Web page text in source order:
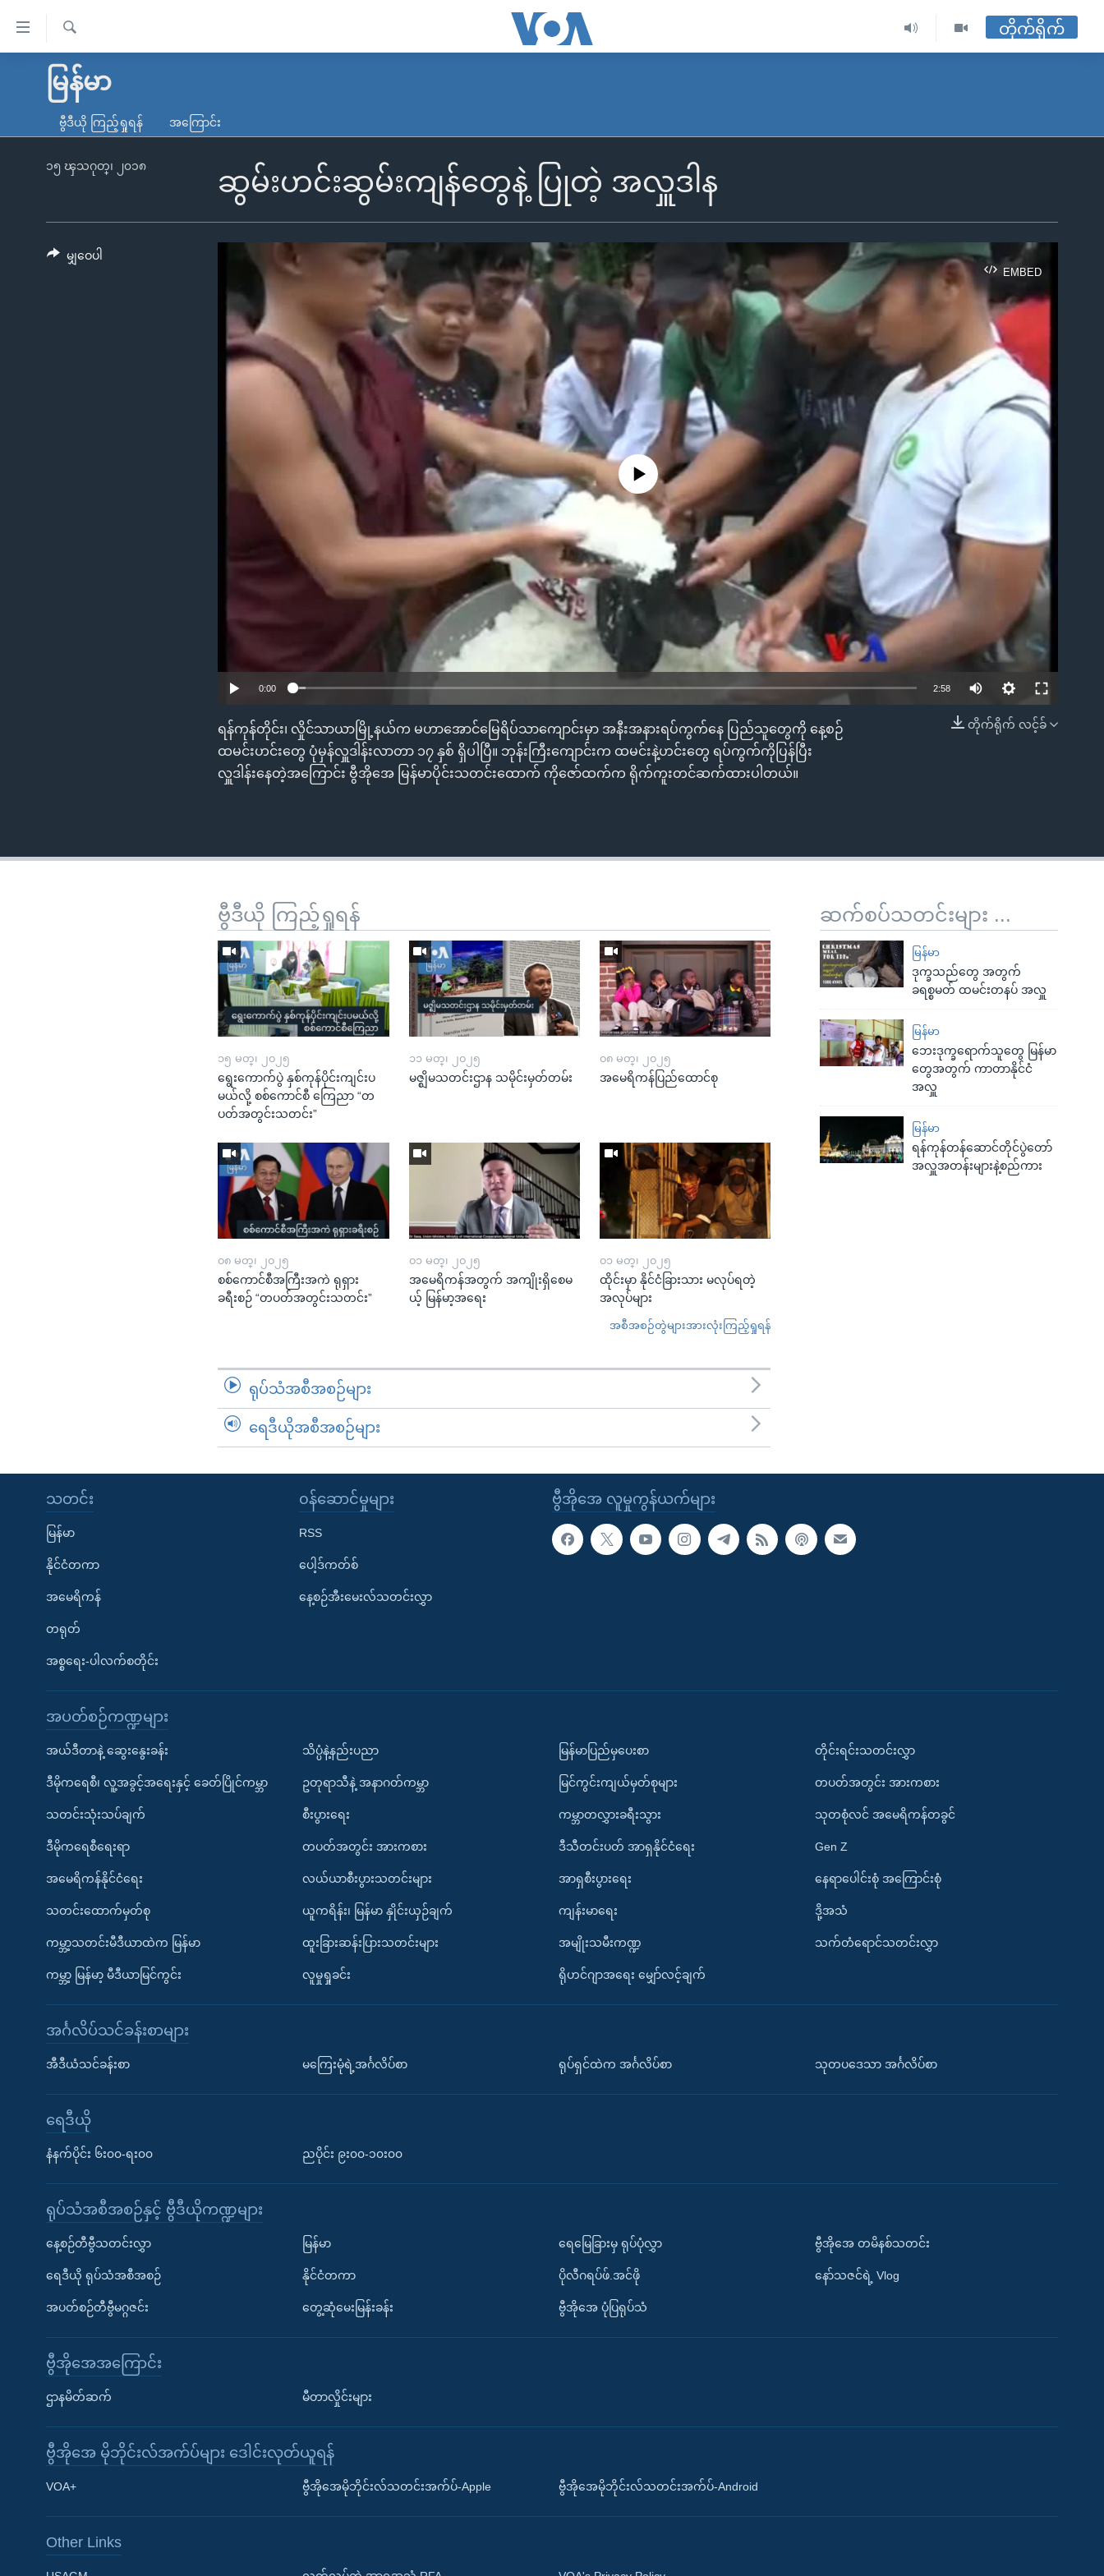
လွယ်ကူ
သည့်
မူလစာမျက်နှာ
ကမ္ဘာ့သတင်းများ
နိုင်ငံတကာ
တရုတ်
အစ္စရေး-ပါလက်စတိုင်း
ရပ်ဝန်းတခု လမ်းတခု အလွန်
အင်္ဂလိပ်စာလေ့လာမယ်
Learning English
ရှာဖွေ
ရ
လာ
တိုက်ရိုက်
မြန်မာ
ဗွီဒီယို ကြည့်ရှုရန် အကြောင်း
ဆွမ်းဟင်းဆွမ်းကျန်တွေနဲ့ ပြုတဲ့ အလှူဒါန
၁၅ ၾသဂုတ္၊ ၂၀၁၈
EMBED
EMBED
No media source currently available
0:00 2:58
တိုက်ရိုက် လင့်ခ်
ရန်ကုန်တိုင်း၊ လှိုင်သာယာမြို့နယ်က မဟာအောင်မြေရိပ်သာကျောင်းမှာ အနီးအနားရပ်ကွက်နေ ပြည်သူတွေကို နေ့စဉ်
ထမင်းဟင်းတွေ ပုံမှန်လှူဒါန်းလာတာ ၁၇ နှစ် ရှိပါပြီ။ ဘုန်းကြီးကျောင်းက ထမင်းနဲ့ဟင်းတွေ ရပ်ကွက်ကိုပြန်ပြီး
လှူဒါန်းနေတဲ့အကြောင်း ဗွီအိုအေ မြန်မာပိုင်းသတင်းထောက် ကိုဇော်ထက်က ရိုက်ကူးတင်ဆက်ထားပါတယ်။
မျှဝေပါ
ဆက်စပ်သတင်းများ ...
မြန်မာ
ဒုက္ခသည်တွေ အတွက်
ခရစ္စမတ် ထမင်းတနပ် အလှူ
မြန်မာ
ဘေးဒုက္ခရောက်သူတွေ မြန်မာ
တွေအတွက် ကာတာနိုင်ငံ
အလှူ
မြန်မာ
ရန်ကုန်တန်ဆောင်တိုင်ပွဲတော်
အလှူအတန်းများနဲ့စည်ကား
ဗွီဒီယို ကြည့်ရှုရန်
၁၅ မတ္၊ ၂၀၂၅
ရွေးကောက်ပွဲ နှစ်ကုန်ပိုင်းကျင်းပ
မယ်လို့ စစ်ကောင်စီ ကြေညာ “တ
ပတ်အတွင်းသတင်း”
၁၁ မတ္၊ ၂၀၂၅
မဇ္ဈိမသတင်းဌာန သမိုင်းမှတ်တမ်း
၀၈ မတ္၊ ၂၀၂၅
အမေရိကန်ပြည်ထောင်စု
၀၈ မတ္၊ ၂၀၂၅
စစ်ကောင်စီအကြီးအကဲ ရုရှား
ခရီးစဉ် “တပတ်အတွင်းသတင်း”
၀၁ မတ္၊ ၂၀၂၅
အမေရိကန်အတွက် အကျိုးရှိစေမ
ယ့် မြန်မာ့အရေး
၀၁ မတ္၊ ၂၀၂၅
ထိုင်းမှာ နိုင်ငံခြားသား မလုပ်ရတဲ့
အလုပ်များ
အစီအစဉ်တွဲများအားလုံးကြည့်ရှုရန်
ရုပ်သံအစီအစဉ်များ
ရေဒီယိုအစီအစဉ်များ
ဗွီအိုအေ လူမှုကွန်ယက်များ
သတင်း
မြန်မာ
နိုင်ငံတကာ
အမေရိကန်
တရုတ်
အစ္စရေး-ပါလက်စတိုင်း
၀န်ဆောင်မှုများ
RSS
ပေါ့ဒ်ကတ်စ်
နေ့စဉ်အီးမေးလ်သတင်းလွှာ
အပတ်စဉ်ကဏ္ဍများ
အယ်ဒီတာနဲ့ ဆွေးနွေးခန်း
ဒီမိုကရေစီ၊ လူ့အခွင့်အရေးနှင့် ခေတ်ပြိုင်ကမ္ဘာ
သတင်းသုံးသပ်ချက်
ဒီမိုကရေစီရေးရာ
အမေရိကန်နိုင်ငံရေး
သတင်းထောက်မှတ်စု
ကမ္ဘာ့သတင်းမီဒီယာထဲက မြန်မာ
ကမ္ဘာ့ မြန်မာ့ မီဒီယာမြင်ကွင်း
သိပ္ပံနဲ့နည်းပညာ
ဥတုရာသီနဲ့ အနာဂတ်ကမ္ဘာ
စီးပွားရေး
တပတ်အတွင်း အားကစား
လယ်ယာစီးပွားသတင်းများ
ယူကရိန်း၊ မြန်မာ နှိုင်းယှဉ်ချက်
ထူးခြားဆန်းပြားသတင်းများ
လူမှုရှုခင်း
မြန်မာပြည်မှပေးစာ
မြင်ကွင်းကျယ်မှတ်စုများ
ကမ္ဘာတလွှားခရီးသွား
ဒီသီတင်းပတ် အာရှနိုင်ငံရေး
အာရှစီးပွားရေး
ကျန်းမာရေး
အမျိုးသမီးကဏ္ဍ
ရိုဟင်ဂျာအရေး မျှော်လင့်ချက်
တိုင်းရင်းသတင်းလွှာ
တပတ်အတွင်း အားကစား
သုတစုံလင် အမေရိကန်တခွင်
Gen Z
နေရာပေါင်းစုံ အကြောင်းစုံ
ဒို့အသံ
သက်တံရောင်သတင်းလွှာ
အင်္ဂလိပ်သင်ခန်းစာများ
အီဒီယံသင်ခန်းစာ မကြေးမုံရဲ့အင်္ဂလိပ်စာ ရုပ်ရှင်ထဲက အင်္ဂလိပ်စာ သုတပဒေသာ အင်္ဂလိပ်စာ
ရေဒီယို
နံနက်ပိုင်း ၆း၀၀-ရး၀၀ ညပိုင်း ၉း၀၀-၁၀း၀၀
ရုပ်သံအစီအစဉ်နှင့် ဗွီဒီယိုကဏ္ဍများ
နေ့စဉ်တီဗွီသတင်းလွှာ
ရေဒီယို ရုပ်သံအစီအစဉ်
အပတ်စဉ်တီဗွီမဂ္ဂဇင်း
မြန်မာ
နိုင်ငံတကာ
တွေ့ဆုံမေးမြန်းခန်း
ရေမြေခြားမှ ရုပ်ပုံလွှာ
ပိုလီဂရပ်ဖ်.အင်ဖို
ဗွီအိုအေ ပုံပြရုပ်သံ
ဗွီအိုအေ တမိနစ်သတင်း
နော်သဇင်ရဲ့ Vlog
ဗွီအိုအေအကြောင်း
ဌာနမိတ်ဆက် မီတာလှိုင်းများ
ဗွီအိုအေ မိုဘိုင်းလ်အက်ပ်များ ဒေါင်းလုတ်ယူရန်
VOA+ ဗွီအိုအေမိုဘိုင်းလ်သတင်းအက်ပ်-Apple ဗွီအိုအေမိုဘိုင်းလ်သတင်းအက်ပ်-Android
Other Links